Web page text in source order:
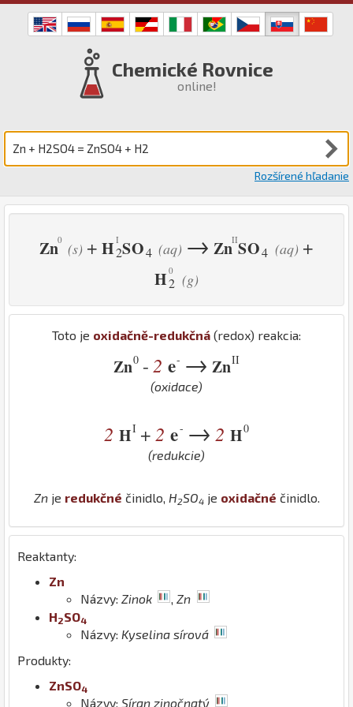
Chemické Rovnice
online!
Rozšírené hľadanie
Zn (s) + H2SO4 (aq) → Zn SO4 (aq) +
H2 (g)
Toto je oxidačně-redukčná (redox) reakcia:
Zn0 - 2 e- → ZnII
(oxidace)
2 HI + 2 e- → 2 H0
(redukcie)
Znje redukčné činidlo, H2SO4 je oxidačné činidlo.
Reaktanty:
Zn
Názvy: Zinok
Zn
H2SO4
Názvy: Kyselina sírová
Produkty:
ZnSO4
Názvy: Síran zinočnatý